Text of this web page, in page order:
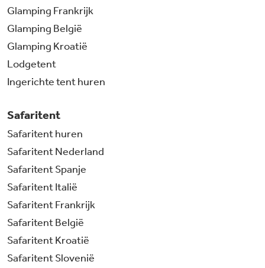
Glamping Frankrijk
Glamping België
Glamping Kroatië
Lodgetent
Ingerichte tent huren
Safaritent
Safaritent huren
Safaritent Nederland
Safaritent Spanje
Safaritent Italië
Safaritent Frankrijk
Safaritent België
Safaritent Kroatië
Safaritent Slovenië